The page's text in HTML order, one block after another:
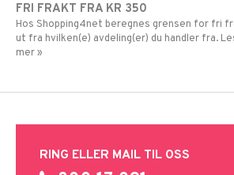
FRI FRAKT FRA KR 350
Hos Shopping4net beregnes grensen for fri
ut fra hvilken(e) avdeling(er) du handler fra.
mer »
RING ELLER MAIL TIL OSS